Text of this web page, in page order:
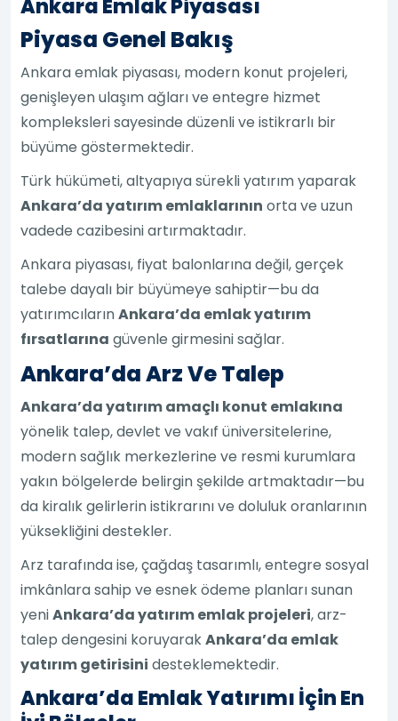
Ankara Emlak Piyasası
Piyasa Genel Bakış
Ankara emlak piyasası, modern konut projeleri,
genişleyen ulaşım ağları ve entegre hizmet
kompleksleri sayesinde düzenli ve istikrarlı bir
büyüme göstermektedir.
Türk hükümeti, altyapıya sürekli yatırım yaparak
Ankara’da yatırım emlaklarının orta ve uzun
vadede cazibesini artırmaktadır.
Ankara piyasası, fiyat balonlarına değil, gerçek
talebe dayalı bir büyümeye sahiptir—bu da
yatırımcılarınAnkara’da emlak yatırım
fırsatlarına güvenle girmesini sağlar.
Ankara’da Arz Ve Talep
Ankara’da yatırım amaçlı konut emlakına
yönelik talep, devlet ve vakıf üniversitelerine,
modern sağlık merkezlerine ve resmi kurumlara
yakın bölgelerde belirgin şekilde artmaktadır—bu
da kiralık gelirlerin istikrarını ve doluluk oranlarının
yüksekliğini destekler.
Arz tarafında ise, çağdaş tasarımlı, entegre sosyal
imkânlara sahip ve esnek ödeme planları sunan
yeniAnkara’da yatırım emlak projeleri, arz-
talep dengesini koruyarakAnkara’da emlak
yatırım getirisini desteklemektedir.
Ankara’da Emlak Yatırımı İçin En